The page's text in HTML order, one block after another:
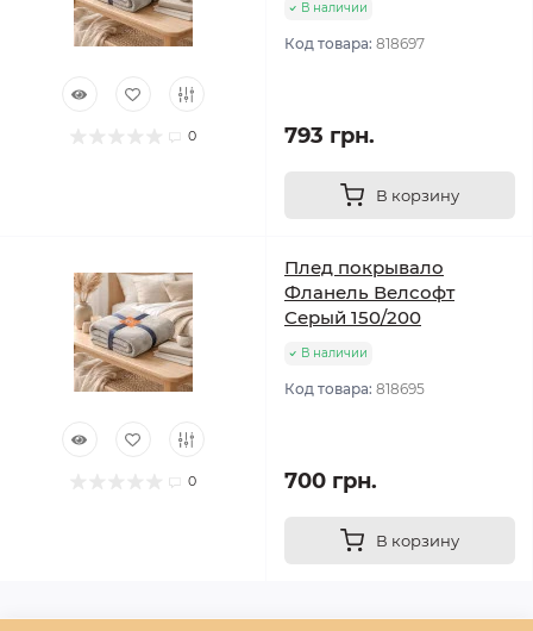
0
В наличии
Код товара: 818697
793 грн.
В корзину
0
Плед покрывало
Фланель Велсофт
Серый 150/200
В наличии
Код товара: 818695
700 грн.
В корзину